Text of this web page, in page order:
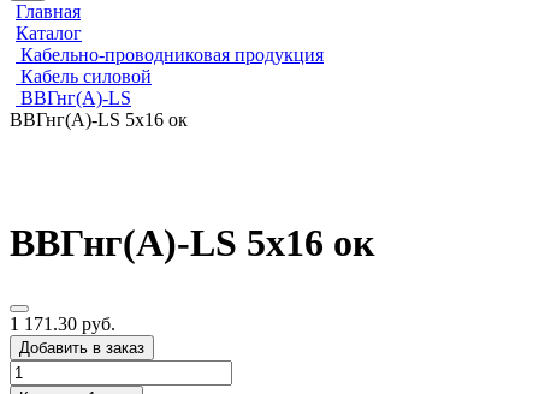
Главная
Каталог
Кабельно-проводниковая продукция
Кабель силовой
ВВГнг(А)-LS
ВВГнг(А)-LS 5х16 ок
ВВГнг(А)-LS 5х16 ок
1 171.30 руб.
Добавить в заказ